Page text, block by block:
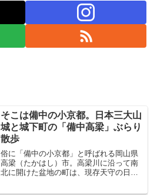
そこは備中の小京都。日本三大山
城と城下町の「備中高梁」ぶらり
散歩
俗に「備中の小京都」と呼ばれる岡山県
高梁（たかはし）市。高梁川に沿って南
北に開けた盆地の町は、現存天守の日本